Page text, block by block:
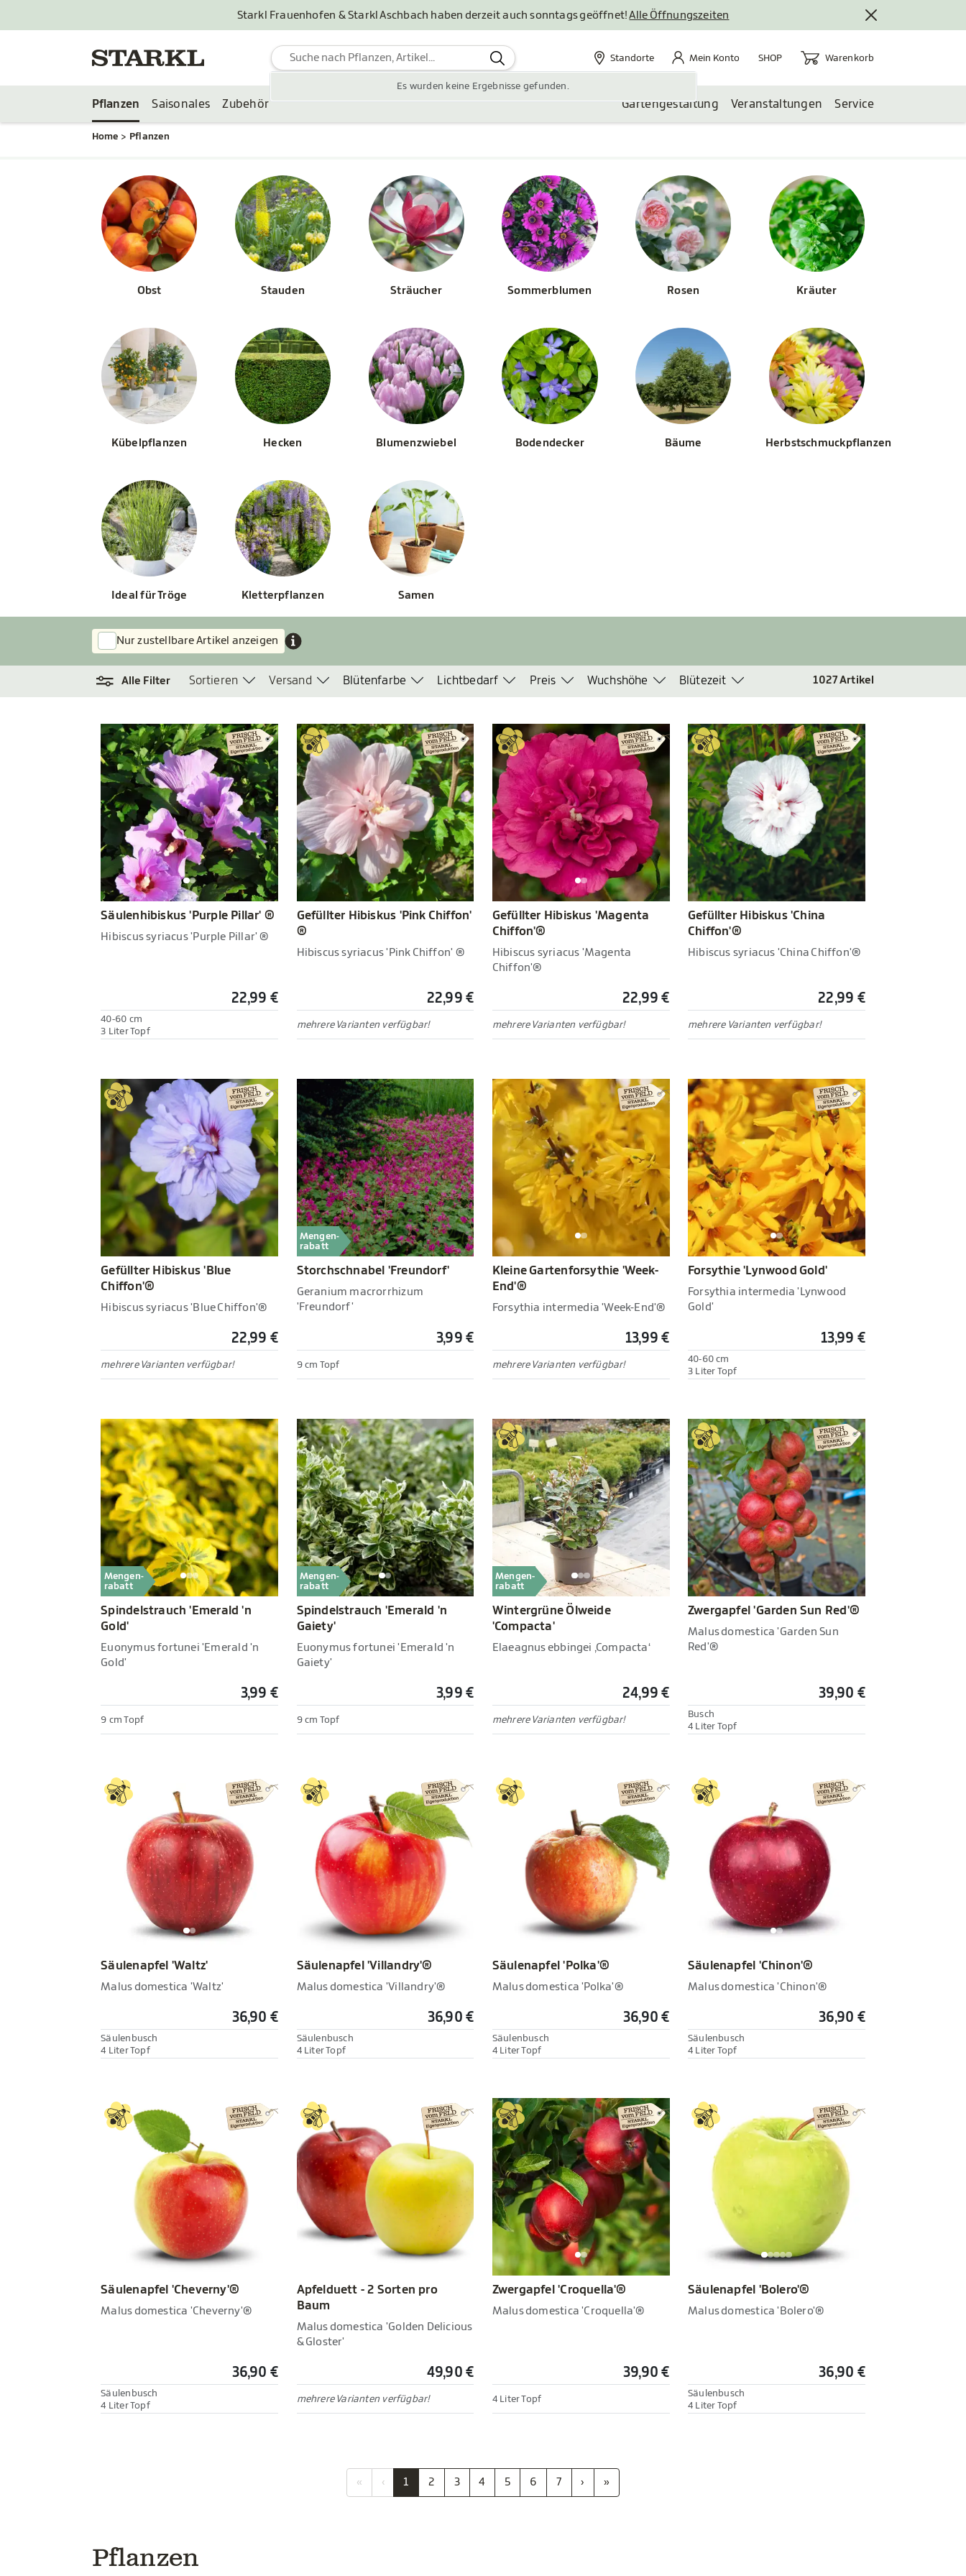
Starkl Frauenhofen & Starkl Aschbach haben derzeit auch sonntags geöffnet!Alle Öffnungszeiten
Es wurden keine Ergebnisse gefunden.
Standorte
Standorte Mein Konto
Mein Konto SHOP Warenkorb
Warenkorb
Pflanzen Saisonales Zubehör Gartengestaltung Veranstaltungen Service
Home Pflanzen
Obst Stauden Sträucher Sommerblumen Rosen Kräuter
Kübelpflanzen Hecken Blumenzwiebel Bodendecker Bäume Herbstschmuckpflanzen
Ideal für Tröge Kletterpflanzen Samen
Nur zustellbare Artikel anzeigen
Alle Filter Sortieren Versand Blütenfarbe Lichtbedarf Preis Wuchshöhe Blütezeit 1027Artikel
Säulenhibiskus 'Purple Pillar' ®
Hibiscus syriacus 'Purple Pillar' ®
22,99 €
40-60 cm
3 Liter Topf
Gefüllter Hibiskus 'Pink Chiffon'
®
Hibiscus syriacus 'Pink Chiffon' ®
22,99 €
mehrere Varianten verfügbar!
Gefüllter Hibiskus 'Magenta
Chiffon'®
Hibiscus syriacus 'Magenta
Chiffon'®
22,99 €
mehrere Varianten verfügbar!
Gefüllter Hibiskus 'China
Chiffon'®
Hibiscus syriacus 'China Chiffon'®
22,99 €
mehrere Varianten verfügbar!
Gefüllter Hibiskus 'Blue
Chiffon'®
Hibiscus syriacus 'Blue Chiffon'®
22,99 €
mehrere Varianten verfügbar!
Mengen-
rabatt
Storchschnabel 'Freundorf'
Geranium macrorrhizum
'Freundorf'
3,99 €
9 cm Topf
Kleine Gartenforsythie 'Week-
End'®
Forsythia intermedia 'Week-End'®
13,99 €
mehrere Varianten verfügbar!
Forsythie 'Lynwood Gold'
Forsythia intermedia 'Lynwood
Gold'
13,99 €
40-60 cm
3 Liter Topf
Mengen-
rabatt
Spindelstrauch 'Emerald 'n
Gold'
Euonymus fortunei 'Emerald 'n
Gold'
3,99 €
9 cm Topf
Mengen-
rabatt
Spindelstrauch 'Emerald 'n
Gaiety'
Euonymus fortunei 'Emerald 'n
Gaiety'
3,99 €
9 cm Topf
Mengen-
rabatt
Wintergrüne Ölweide
'Compacta'
Elaeagnus ebbingei ‚Compacta‘
24,99 €
mehrere Varianten verfügbar!
Zwergapfel 'Garden Sun Red'®
Malus domestica 'Garden Sun
Red'®
39,90 €
Busch
4 Liter Topf
Säulenapfel 'Waltz'
Malus domestica 'Waltz'
36,90 €
Säulenbusch
4 Liter Topf
Säulenapfel 'Villandry'®
Malus domestica 'Villandry'®
36,90 €
Säulenbusch
4 Liter Topf
Säulenapfel 'Polka'®
Malus domestica 'Polka'®
36,90 €
Säulenbusch
4 Liter Topf
Säulenapfel 'Chinon'®
Malus domestica 'Chinon'®
36,90 €
Säulenbusch
4 Liter Topf
Säulenapfel 'Cheverny'®
Malus domestica 'Cheverny'®
36,90 €
Säulenbusch
4 Liter Topf
Apfelduett - 2 Sorten pro
Baum
Malus domestica 'Golden Delicious
& Gloster'
49,90 €
mehrere Varianten verfügbar!
Zwergapfel 'Croquella'®
Malus domestica 'Croquella'®
39,90 €
4 Liter Topf
Säulenapfel 'Bolero'®
Malus domestica 'Bolero'®
36,90 €
Säulenbusch
4 Liter Topf
« ‹ 1 2 3 4 5 6 7 › »
Pflanzen